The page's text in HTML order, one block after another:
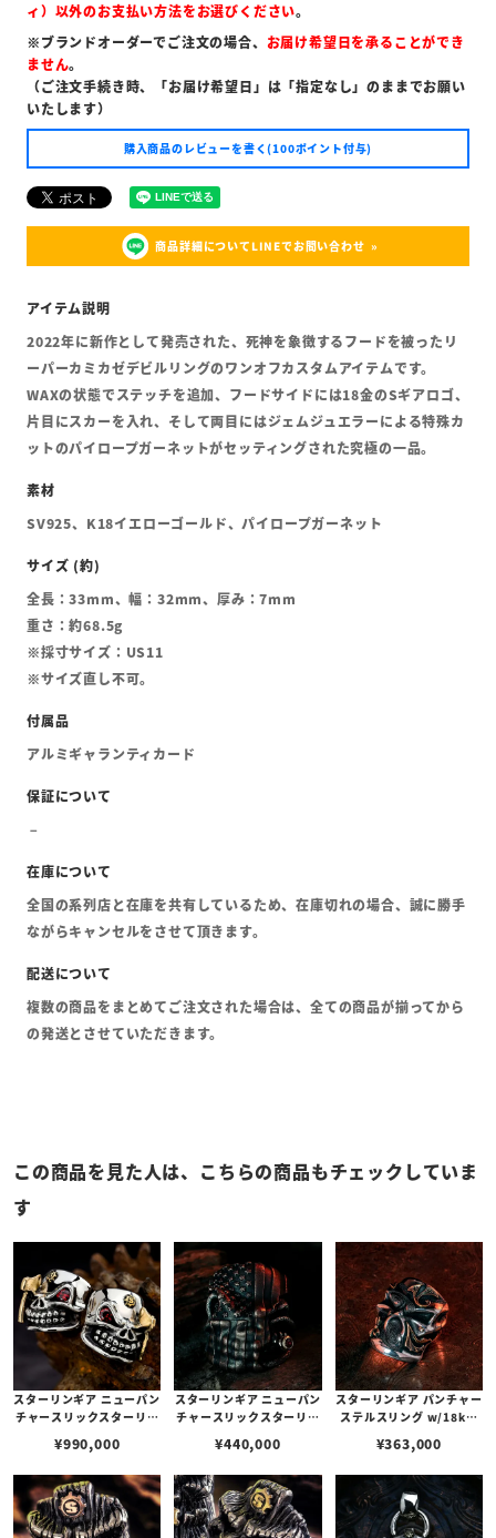
ィ）以外のお支払い方法をお選びください。
※ブランドオーダーでご注文の場合、 お届け希望日を承ることができ
ません。
（ご注文手続き時、「お届け希望日」は「指定なし」のままでお願い
いたします）
購入商品のレビューを書く(100ポイント付与)
商品詳細についてLINEでお問い合わせ
2022年に新作として発売された、死神を象徴するフードを被ったリ
ーパーカミカゼデビルリングのワンオフカスタムアイテムです。
WAXの状態でステッチを追加、フードサイドには18金のSギアロゴ、
片目にスカーを入れ、そして両目にはジェムジュエラーによる特殊カ
ットのパイロープガーネットがセッティングされた究極の一品。
SV925、K18イエローゴールド、パイロープガーネット
全長：33mm、幅：32mm、厚み：7mm
重さ：約68.5g
※採寸サイズ：US11
※サイズ直し不可。
アルミギャランティカード
全国の系列店と在庫を共有しているため、在庫切れの場合、誠に勝手
ながらキャンセルをさせて頂きます。
複数の商品をまとめてご注文された場合は、全ての商品が揃ってから
の発送とさせていただきます。
この商品を見た人は、こちらの商品もチェックしていま
す
スターリンギア ニューパン
チャースリックスターリン
ス＆Sギアロゴ/特殊カット
00122740）【リングサイ
ズUS10.5(日本サイズ約2
3号)】
¥990,000
スターリンギア ニューパン
チャースリックスターリン
パーアメリカンフラッグ/k
(s000121608)【リングサ
イズUS11.5(日本サイズ約
25号)】
¥440,000
スターリンギア パンチャー
ステルスリング w/18kチ
アンティークパーツ/ハン
イズUS9.5(日本サイズ20
号)】
¥363,000